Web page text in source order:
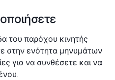
του παρόχου κινητής
στην ενότητα μηνυμάτων
για να συνθέσετε και να